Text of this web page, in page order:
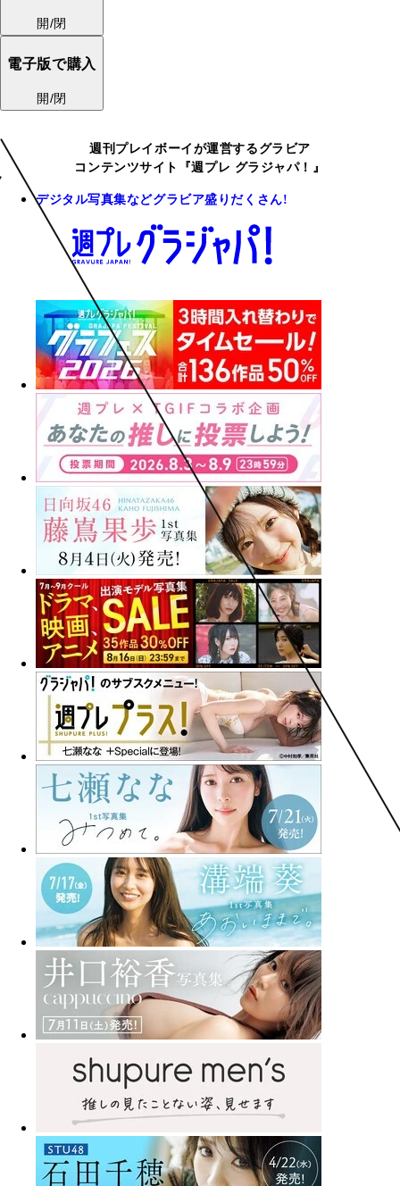
開/閉
電子版で購入
開/閉
週刊プレイボーイが運営するグラビア
コンテンツサイト『週プレ グラジャパ！』
デジタル写真集などグラビア盛りだくさん!